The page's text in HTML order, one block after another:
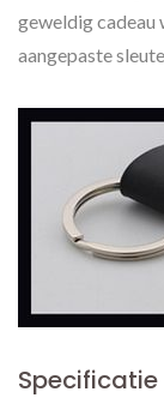
geweldig cadeau
aangepaste
Specificatie